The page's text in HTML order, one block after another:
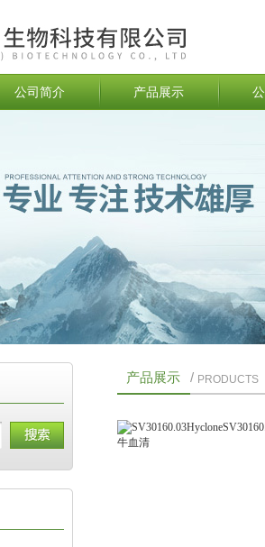
公司简介 产品展示
产品展示 / PRODUCTS